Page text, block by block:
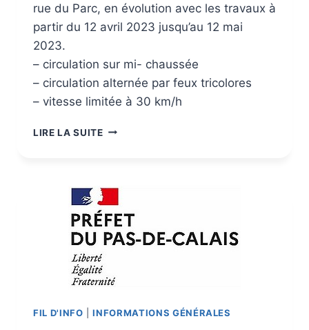
rue du Parc, en évolution avec les travaux à
partir du 12 avril 2023 jusqu’au 12 mai
2023.
– circulation sur mi- chaussée
– circulation alternée par feux tricolores
– vitesse limitée à 30 km/h
LIRE LA SUITE
FIL D'INFO |INFORMATIONS GÉNÉRALES